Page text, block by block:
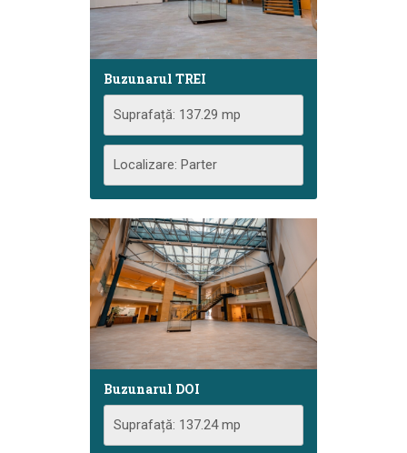
Buzunarul TREI
Suprafață: 137.29 mp
Localizare: Parter
Buzunarul DOI
Suprafață: 137.24 mp